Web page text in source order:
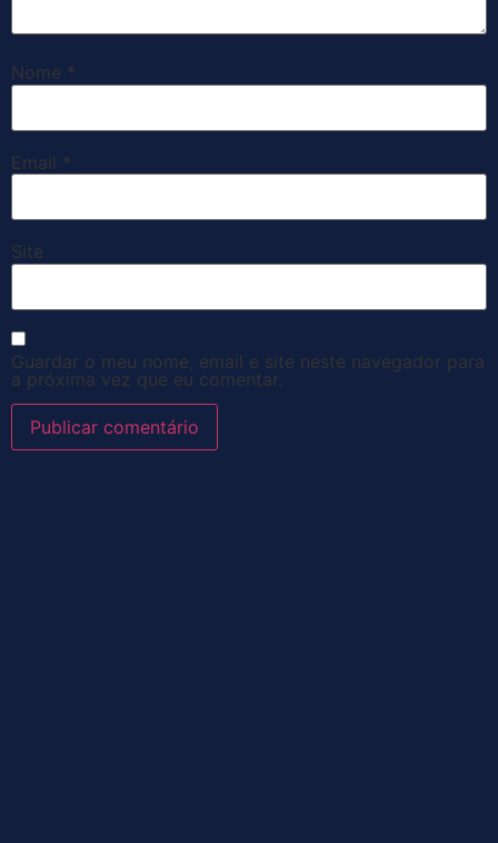
Nome *
Email *
Site
Guardar o meu nome, email e site neste navegador para
a próxima vez que eu comentar.